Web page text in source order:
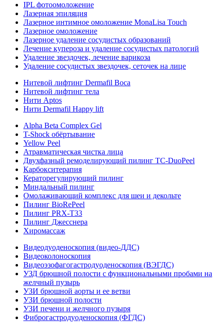
IPL фотоомоложение
Лазерная эпиляция
Лазерное интимное омоложение MonaLisa Touch
Лазерное омоложение
Лазерное удаление сосудистых образований
Лечение купероза и удаление сосудистых патологий
Удаление звездочек, лечение варикоза
Удаление сосудистых звездочек, сеточек на лице
Нитевой лифтинг Dermafil Boca
Нитевой лифтинг тела
Нити Aptos
Нити Dermafil Happy lift
Alpha Beta Complex Gel
T-Shock обёртывание
Yellow Peel
Атравматическая чистка лица
Двухфазный ремоделирующий пилинг TC-DuoPeel
Карбокситерапия
Кераторегулирующий пилинг
Миндальный пилинг
Омолаживающий комплекс для шеи и декольте
Пилинг BioRePeel
Пилинг PRX-T33
Пилинг Джесснера
Хиромассаж
Видеодуоденоскопия (видео-ДДС)
Видеоколоноскопия
Видеоэзофагогастродуоденоскопия (ВЭГДС)
УЗД брюшной полости с функциональными пробами на
желчный пузырь
УЗИ брюшной аорты и ее ветви
УЗИ брюшной полости
УЗИ печени и желчного пузыря
Фиброгастродуоденоскопия (ФГДС)